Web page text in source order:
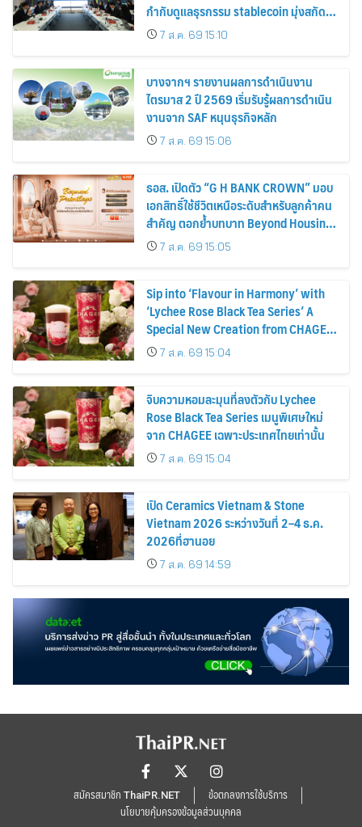
กำกับดูแลธุรกรรม stablecoin มุ่งสกัด
กั้นอาชญากรรมทางเทคโนโลยี
7 ส.ค. 69 15:10
บางจากฯ รายงานผลการดำเนินงาน
ไตรมาส 2 ปี 2569 เริ่มรับรู้ผลการดำเนิน
งานจาก SAF หนุนธุรกิจหลัก
7 ส.ค. 69 15:06
ธอส. เปิดตัว “G H BANK CROWN” มอบ
เอกสิทธิ์ใช้ชีวิตเหนือระดับสำหรับลูกค้าคน
สำคัญ ตอกย้ำบทบาท Beyond Housing
Bank7 ส.ค. 69 15:05
Sip into ‘Flavour in Harmony’ with
‘Lychee Rose Black Tea Series’ A
Special New Creation from CHAGEE,
Exclusively for Thailand
7 ส.ค. 69 15:04
จิบความหอมละมุนที่ลงตัวกับ Lychee
Rose Black Tea Series เมนูพิเศษใหม่
จาก CHAGEE เฉพาะประเทศไทยเท่านั้น
7 ส.ค. 69 15:04
เปิด Ceramics Vietnam & Stone
Vietnam 2026 ระหว่างวันที่ 2–4 ธ.ค.
2026ที่ฮานอย
7 ส.ค. 69 14:59
สมัครสมาชิก ThaiPR.NET
ข้อตกลงการใช้บริการ
นโยบายคุ้มครองข้อมูลส่วนบุคคล